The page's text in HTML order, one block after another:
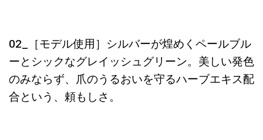
02_［モデル使用］シルバーが煌めくペールブル
ーとシックなグレイッシュグリーン。美しい発色
のみならず、爪のうるおいを守るハーブエキス配
合という、頼もしさ。